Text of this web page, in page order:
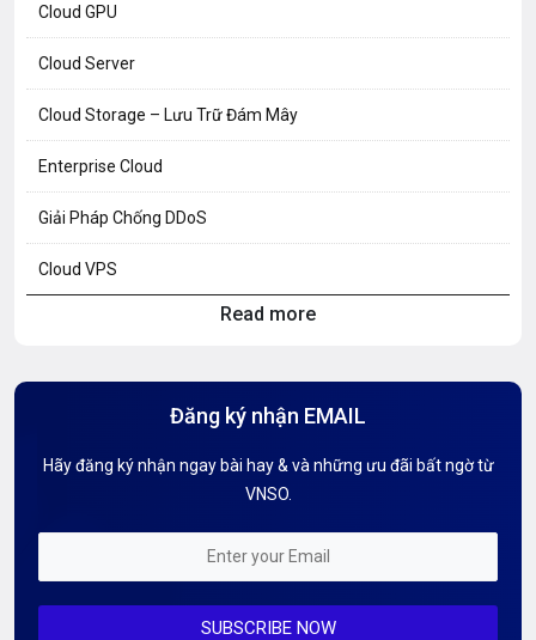
Cloud GPU
Cloud Server
Cloud Storage – Lưu Trữ Đám Mây
Enterprise Cloud
Giải Pháp Chống DDoS
Cloud VPS
Hướng dẫn Tên miền
Kiến thức AI
Mỗi tuần 01 Server
Read more
Đăng ký nhận EMAIL
Hãy đăng ký nhận ngay bài hay & và những ưu đãi bất ngờ từ
VNSO.
SUBSCRIBE NOW